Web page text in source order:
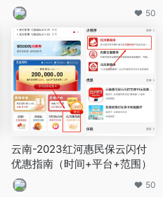
50
云南-2023红河惠民保云闪付
优惠指南（时间+平台+范围）
50